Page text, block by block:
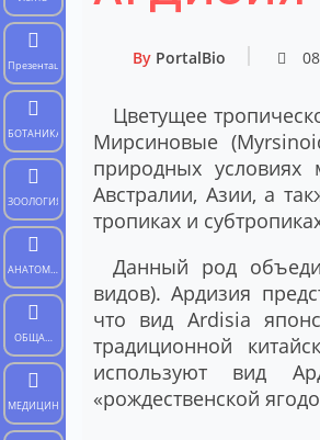
Презентации
БОТАНИКА
ЗООЛОГИЯ
АНАТОМИЯ
ЧЕЛОВЕКА
ОБЩАЯ
БИОЛОГИЯ
МЕДИЦИНА
ByPortalBio
Цветущее
Мирсиновые
природных
Австралии, Азии, а
тропиках и
Данный род
видов). Ардизия
что вид Ardisia
традиционной
используют вид
«рождественской